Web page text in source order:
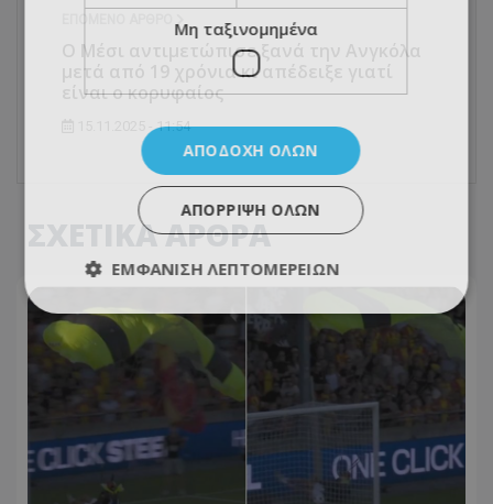
Ο Μέσι αντιμετώπισε ξανά την Ανγκόλα
μετά από 19 χρόνια κι απέδειξε γιατί
είναι ο κορυφαίος
15.11.2025 - 11:54
ΣΧΕΤΙΚΑ ΑΡΘΡΑ
Μη ταξινομημένα
ΑΠΟΔΟΧΉ ΌΛΩΝ
ΑΠΌΡΡΙΨΗ ΌΛΩΝ
ΕΜΦΆΝΙΣΗ ΛΕΠΤΟΜΕΡΕΙΏΝ